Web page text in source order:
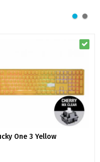
One 3 Yellow